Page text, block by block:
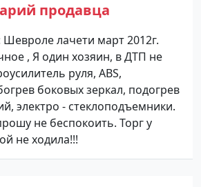
продавца
лачети март 2012г.
, Я один хозяин, в ДТП не
руля, ABS,
боковых зеркал, подогрев
электро - стеклоподъемники.
не беспокоить. Торг у
не ходила!!!